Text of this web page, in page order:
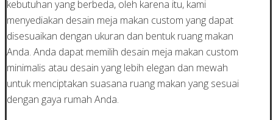
kebutuhan yang berbeda, oleh karena itu, kami
menyediakan desain meja makan custom yang dapat
disesuaikan dengan ukuran dan bentuk ruang makan
Anda. Anda dapat memilih desain meja makan custom
minimalis atau desain yang lebih elegan dan mewah
untuk menciptakan suasana ruang makan yang sesuai
dengan gaya rumah Anda.